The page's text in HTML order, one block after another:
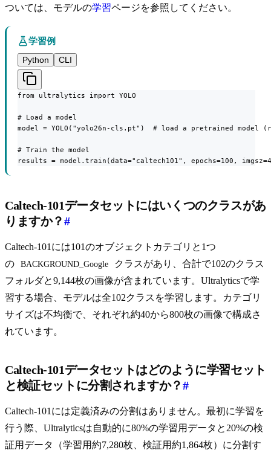
ついては、モデルの学習ページを参照してください。
学習例
Python
CLI
from ultralytics import YOLO
# Load a model
model = YOLO("yolo26n-cls.pt")  # load a pretrained model
# Train the model
results = model.train(data="caltech101", epochs=100,
Caltech-101データセットにはいくつのクラスがあ
りますか？#
Caltech-101には101のオブジェクトカテゴリと1つ
の
BACKGROUND_Google
クラスがあり、合計で102のクラス
フォルダと9,144枚の画像が含まれています。Ultralyticsで学
習する場合、モデルは全102クラスを学習します。カテゴリ
サイズは不均衡で、それぞれ約40から800枚の画像で構成さ
れています。
Caltech-101データセットはどのように学習セット
と検証セットに分割されますか？#
Caltech-101には定義済みの分割はありません。最初に学習を
行う際、Ultralyticsは自動的に80%の学習用データと20%の検
証用データ（学習用約7,280枚、検証用約1,864枚）に分割す